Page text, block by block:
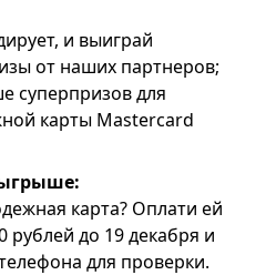
и выиграй
от наших партнеров;
суперпризов для
карты Mastercard
карта? Оплати ей
рублей до 19 декабря и
для проверки.